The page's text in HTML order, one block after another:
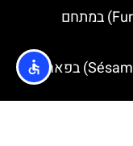
רכבת הרים פיוריוס באקו (Furius Baco) במתחם
מתחם סיסמו אוונטורה (SésamoAventura) בפארק